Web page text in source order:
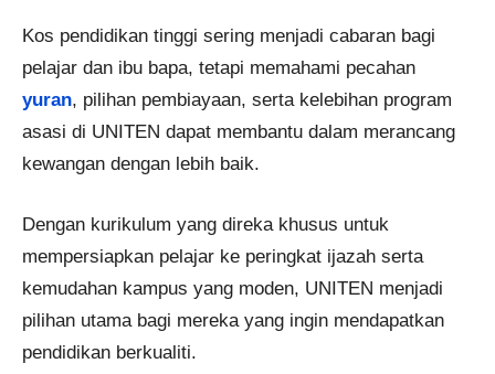
Kos pendidikan tinggi sering menjadi cabaran bagi
pelajar dan ibu bapa, tetapi memahami pecahan
yuran, pilihan pembiayaan, serta kelebihan program
asasi di UNITEN dapat membantu dalam merancang
kewangan dengan lebih baik.
Dengan kurikulum yang direka khusus untuk
mempersiapkan pelajar ke peringkat ijazah serta
kemudahan kampus yang moden, UNITEN menjadi
pilihan utama bagi mereka yang ingin mendapatkan
pendidikan berkualiti.